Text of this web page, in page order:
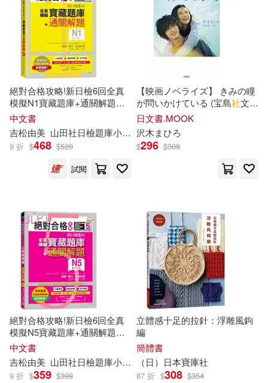
王玲(1)
王雙強(1)
程寶庫 編著(1) 程少貴(1)
程帆(1)
童牧野(1) 管家琪（改寫）(1)
美國夢工廠動畫(1)
舒晨，蔡冬青改編(1)
葉聖陶(1)
蔡冬青（主編）(1)
蕭磊，《少年的奇幻世界》節目組
西泠印社出版社(1)
軍事科學出版社(1)
重慶出版社(1)
長江文藝出版社(1)
雲南人民出版社(1)
雲南科技出版社(1)
青海人民出版社(1)
首都師範大學出版社(1)
絕對合格攻略!新日檢6回全真
模擬N1寶藏題庫+通關解題
【讀解、聽力、言語知識〈文
字、語彙、文法〉】
(16K+MP3)
中文書
吉松由美 山田社日檢題庫小組 田中陽子 西村惠子
9 折 $468 $520
試閱
【映画ノベライズ】 きみの瞳
が問いかけている (宝島社文
庫)
日文書.MOOK
沢木まひろ
$296 $309
絕對合格攻略!新日檢6回全真
模擬N5寶藏題庫+通關解題
【讀解、聽力、言語知識〈文
字、語彙、文法〉】
(16K+MP3)
中文書
吉松由美 山田社日檢題庫小組 田中陽子 西村惠子
9 折 $359 $399
立體感十足的拉針：浮雕風鉤
編
簡體書
（日）日本寶庫社
87 折 $308 $354